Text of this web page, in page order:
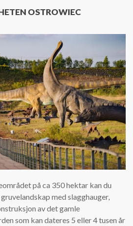
OSTROWIEC
på ca 350 hektar kan du
med slagghauger,
av det gamle
som kan dateres 5 eller 4 tusen år